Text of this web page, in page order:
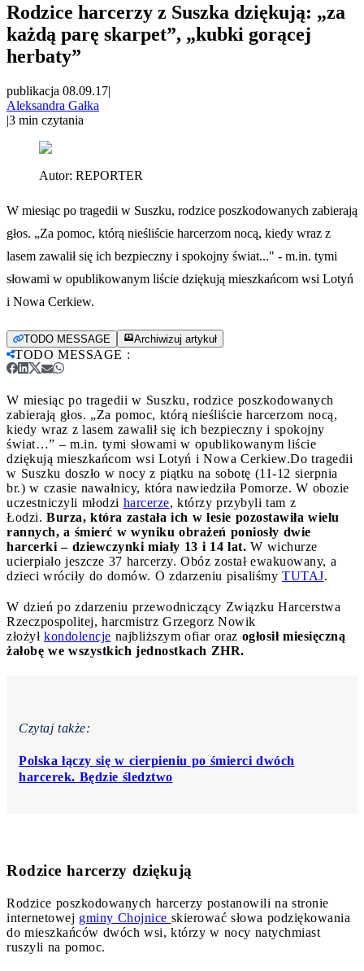
Rodzice harcerzy z Suszka dziękują: „za
każdą parę skarpet”, „kubki gorącej
herbaty”
publikacja 08.09.17|
Aleksandra Gałka
|3 min czytania
Autor: REPORTER
W miesiąc po tragedii w Suszku, rodzice poszkodowanych zabierają
głos. „Za pomoc, którą nieśliście harcerzom nocą, kiedy wraz z
lasem zawalił się ich bezpieczny i spokojny świat..." - m.in. tymi
słowami w opublikowanym liście dziękują mieszkańcom wsi Lotyń
i Nowa Cerkiew.
TODO MESSAGE Archiwizuj artykuł
TODO MESSAGE :
W miesiąc po tragedii w Suszku, rodzice poszkodowanych
zabierają głos. „Za pomoc, którą nieśliście harcerzom nocą,
kiedy wraz z lasem zawalił się ich bezpieczny i spokojny
świat…” – m.in. tymi słowami w opublikowanym liście
dziękują mieszkańcom wsi Lotyń i Nowa Cerkiew.Do tragedii
w Suszku doszło w nocy z piątku na sobotę (11-12 sierpnia
br.) w czasie nawałnicy, która nawiedziła Pomorze. W obozie
uczestniczyli młodzi harcerze, którzy przybyli tam z
Łodzi. Burza, która zastała ich w lesie pozostawiła wielu
rannych, a śmierć w wyniku obrażeń poniosły dwie
harcerki – dziewczynki miały 13 i 14 lat. W wichurze
ucierpiało jeszcze 37 harcerzy. Obóz został ewakuowany, a
dzieci wróciły do domów. O zdarzeniu pisaliśmy TUTAJ.
W dzień po zdarzeniu przewodniczący Związku Harcerstwa
Rzeczpospolitej, harcmistrz Grzegorz Nowik
złożył kondolencje najbliższym ofiar oraz ogłosił miesięczną
żałobę we wszystkich jednostkach ZHR.
Czytaj także:
Polska łączy się w cierpieniu po śmierci dwóch
harcerek. Będzie śledztwo
Rodzice harcerzy dziękują
Rodzice poszkodowanych harcerzy postanowili na stronie
internetowej gminy Chojnice skierować słowa podziękowania
do mieszkańców dwóch wsi, którzy w nocy natychmiast
ruszyli na pomoc.